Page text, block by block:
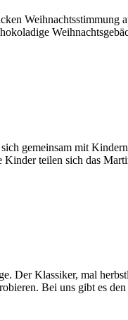
Weihnachtsstimmung
gemeinsam mit
teilen sich das
Der Klassiker, mal
Bei uns gibt es